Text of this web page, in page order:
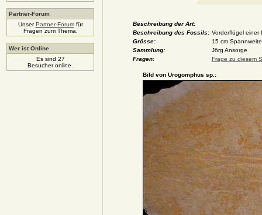
Partner-Forum
UnserPartner-Forumfür
Fragen zum Thema.
Wer ist Online
Es sind 27
Besucher online.
Beschreibung der Art:
Beschreibung des Fossils: Vorderflügel einer
Grösse:
15 cm Spannweite
Sammlung:
Jörg Ansorge
Fragen:
Frage zu diesem
Bild von Urogomphus sp.: